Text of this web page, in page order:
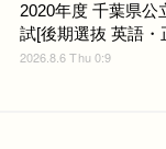
2020年度 千葉県公
試[後期選抜 英語・
2026.8.6 Thu 0:9